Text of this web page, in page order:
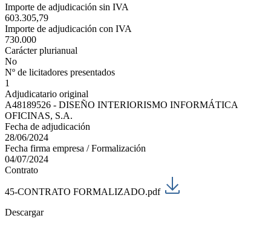
Importe de adjudicación sin IVA
603.305,79
Importe de adjudicación con IVA
730.000
Carácter plurianual
No
Nº de licitadores presentados
1
Adjudicatario original
A48189526 - DISEÑO INTERIORISMO INFORMÁTICA
OFICINAS, S.A.
Fecha de adjudicación
28/06/2024
Fecha firma empresa / Formalización
04/07/2024
Contrato
45-CONTRATO FORMALIZADO.pdf
Descargar